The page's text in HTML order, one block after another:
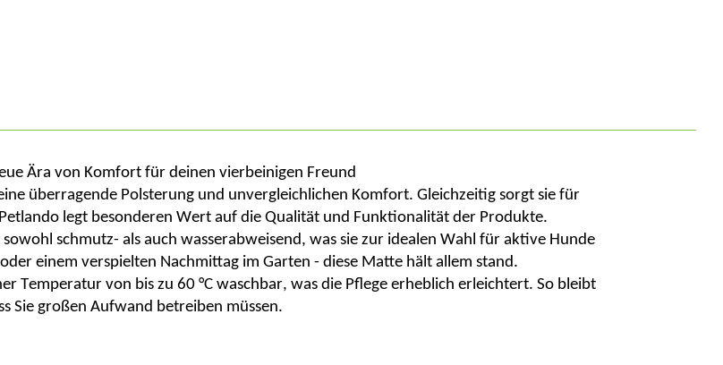
Ära von Komfort für deinen vierbeinigen Freund
überragende Polsterung und unvergleichlichen Komfort. Gleichzeitig sorgt sie für
Petlando legt besonderen Wert auf die Qualität und Funktionalität der Produkte.
schmutz- als auch wasserabweisend, was sie zur idealen Wahl für aktive Hunde
einem verspielten Nachmittag im Garten - diese Matte hält allem stand.
Temperatur von bis zu 60 °C waschbar, was die Pflege erheblich erleichtert. So bleibt
Sie großen Aufwand betreiben müssen.